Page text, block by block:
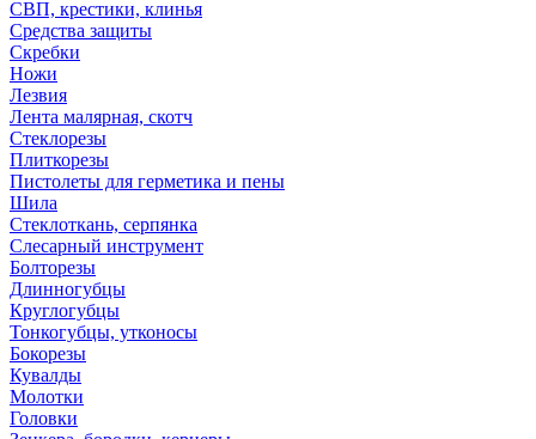
СВП, крестики, клинья
Средства защиты
Скребки
Ножи
Лезвия
Лента малярная, скотч
Стеклорезы
Плиткорезы
Пистолеты для герметика и пены
Шила
Стеклоткань, серпянка
Слесарный инструмент
Болторезы
Длинногубцы
Круглогубцы
Тонкогубцы, утконосы
Бокорезы
Кувалды
Молотки
Головки